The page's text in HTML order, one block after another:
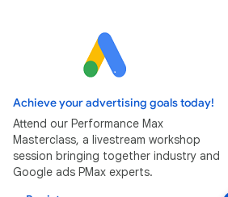
Achieve your advertising goals today!
Attend our Performance Max
Masterclass, a livestream workshop
session bringing together industry and
Google ads PMax experts.